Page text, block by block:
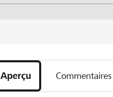
Aperçu Commentaires